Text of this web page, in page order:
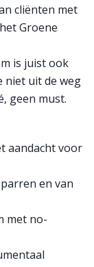
cliënten met
Groene
is juist ook
niet uit de weg
geen must.
aandacht voor
en van
met no-